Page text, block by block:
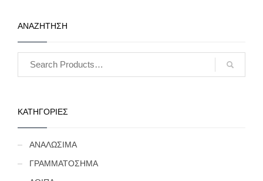
ΑΝΑΖΗΤΗΣΗ
ΚΑΤΗΓΟΡΙΕΣ
ΑΝΑΛΩΣΙΜΑ
ΓΡΑΜΜΑΤΟΣΗΜΑ